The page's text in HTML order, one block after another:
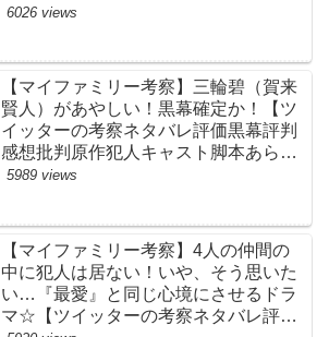
まとめ・スッキリ・BE:FIRST・ビー
6026 views
【マイファミリー考察】三輪碧（賀来
賢人）があやしい！黒幕確定か！【ツ
イッターの考察ネタバレ評価黒幕評判
感想批判原作犯人キャスト脚本あらす
じ伏線まとめ】
5989 views
【マイファミリー考察】4人の仲間の
中に犯人は居ない！いや、そう思いた
い…『最愛』と同じ心境にさせるドラ
マ☆【ツイッターの考察ネタバレ評価